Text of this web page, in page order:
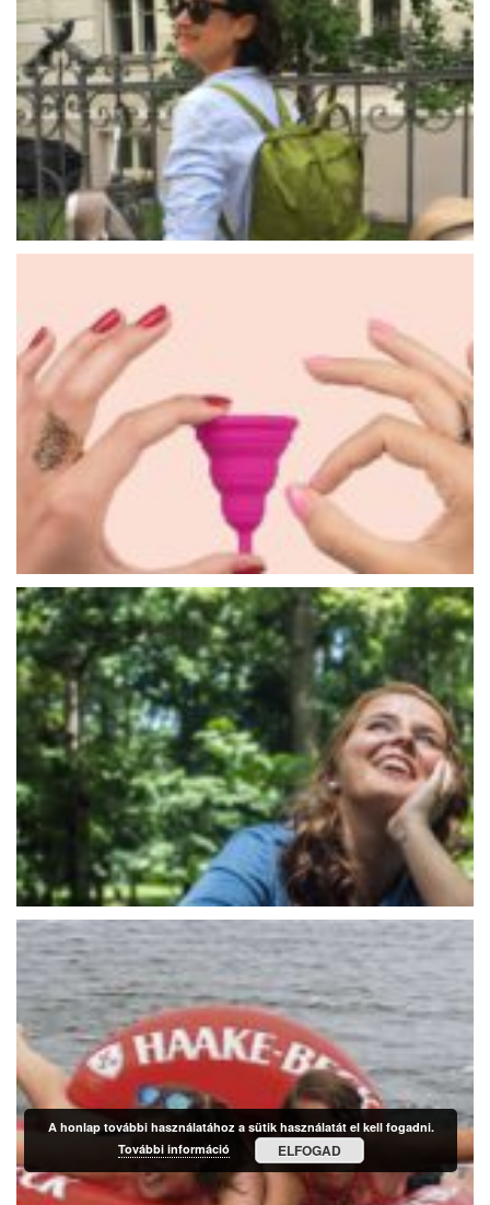
A honlap további használatához a sütik használatát el kell fogadni.
További információ
ELFOGAD